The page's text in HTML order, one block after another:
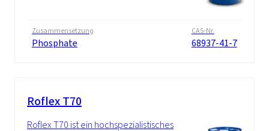
Zusammensetzung
Phosphate
CAS-Nr.
68937-41-7
Roflex T70
Roflex T70 ist ein hochspezialistisches